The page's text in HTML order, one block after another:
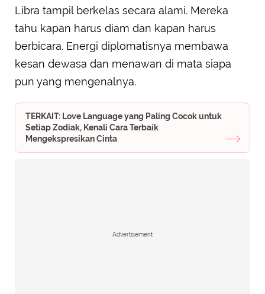
Libra tampil berkelas secara alami. Mereka
tahu kapan harus diam dan kapan harus
berbicara. Energi diplomatisnya membawa
kesan dewasa dan menawan di mata siapa
pun yang mengenalnya.
TERKAIT: Love Language yang Paling Cocok untuk
Setiap Zodiak, Kenali Cara Terbaik
Mengekspresikan Cinta
Advertisement